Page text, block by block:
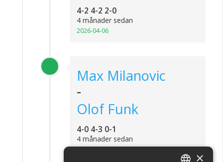
4-2 4-2 2-0
4 månader sedan
2026-04-06
Max Milanovic
-
Olof Funk
4-0 4-3 0-1
4 månader sedan
×